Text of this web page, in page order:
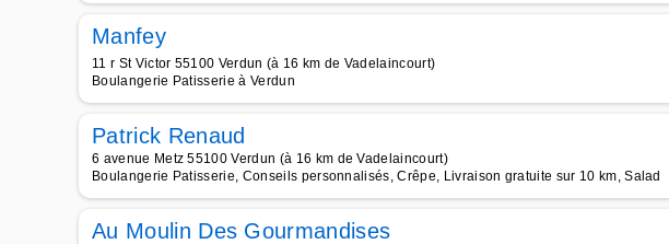
Manfey
11 r St Victor 55100 Verdun (à 16 km de Vadelaincourt)
Boulangerie Patisserie à Verdun
Patrick Renaud
6 avenue Metz 55100 Verdun (à 16 km de Vadelaincourt)
Boulangerie Patisserie, Conseils personnalisés, Crêpe, Livraison gratuite sur 10 km, Salad
Au Moulin Des Gourmandises